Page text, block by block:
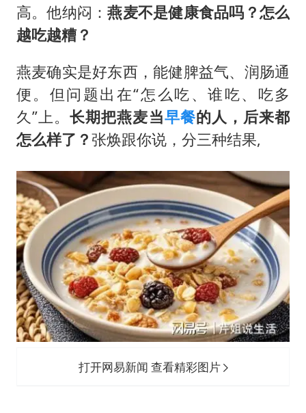
56岁刘奕君跟13岁女儿合跳
从科技创新看开局起步的时与势
高。他纳闷：燕麦不是健康食品吗？怎么
越吃越糟？
燕麦确实是好东西，能健脾益气、润肠通
便。但问题出在“怎么吃、谁吃、吃多
久”上。长期把燕麦当早餐的人，后来都
怎么样了？张焕跟你说，分三种结果,
打开网易新闻 查看精彩图片